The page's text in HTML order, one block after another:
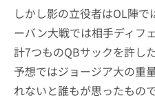
しかし影の立役者はOL陣
ーバン大戦では相手ディフ
計7つものQBサックを許し
予想ではジョージア大の重
れないと誰もが思ったもの